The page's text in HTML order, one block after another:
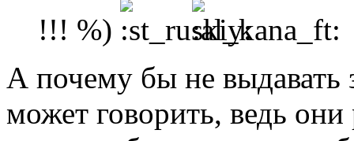
!!! %)
А почему бы не
может говорить, ведь